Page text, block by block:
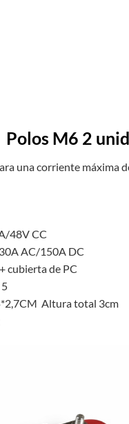
Polos M6 2
una corriente máxima
48V CC
AC/150A DC
cubierta de PC
Altura total 3cm